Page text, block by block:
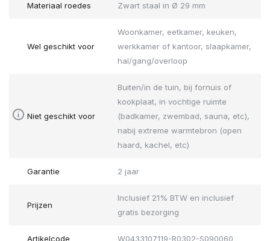
Materiaal roedes Zwart staal in Ø 29 mm
Wel geschikt voor
Woonkamer, eetkamer, keuken,
werkkamer of kantoor, slaapkamer,
hal/gang/overloop
Niet geschikt voor
Buiten/in de tuin, bij fornuis of
kookplaat, in vochtige ruimte
(badkamer, zwembad, sauna, etc),
nabij extreme warmtebron (open
haard, kachel, etc)
Garantie 2 jaar
Prijzen
Inclusief 21% BTW en inclusief
gratis bezorging
Artikelcode W0433107119-R0302-S090060